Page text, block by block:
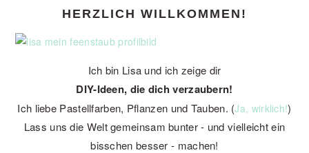
HERZLICH WILLKOMMEN!
Ich bin Lisa und ich zeige dir
DIY-Ideen, die dich verzaubern!
Ich liebe Pastellfarben, Pflanzen und Tauben. (Ja, wirklich!)
Lass uns die Welt gemeinsam bunter - und vielleicht ein
bisschen besser - machen!